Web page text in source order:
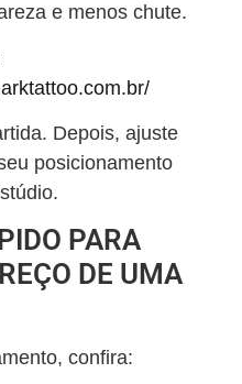
e menos chute.
Depois, ajuste
posicionamento
PARA
DE UMA
confira: